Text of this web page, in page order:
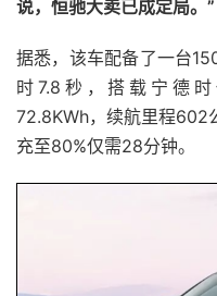
说，恒驰大卖已成定局。”
据悉，该车配备了一台
时7.8秒，搭载宁德
72.8KWh，续航里程602
充至80%仅需28分钟。